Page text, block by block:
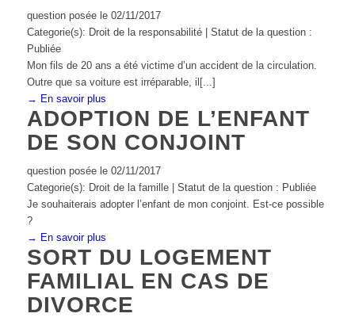
question posée le 02/11/2017
Categorie(s): Droit de la responsabilité | Statut de la question :
Publiée
Mon fils de 20 ans a été victime d’un accident de la circulation.
Outre que sa voiture est irréparable, il[...]
→ En savoir plus
ADOPTION DE L’ENFANT
DE SON CONJOINT
question posée le 02/11/2017
Categorie(s): Droit de la famille | Statut de la question : Publiée
Je souhaiterais adopter l’enfant de mon conjoint. Est-ce possible
?
→ En savoir plus
SORT DU LOGEMENT
FAMILIAL EN CAS DE
DIVORCE